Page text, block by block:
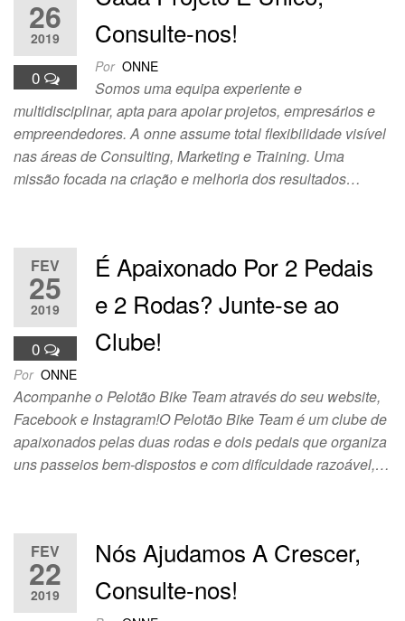
26
2019
0
Consulte-nos!
Por ONNE
Somos uma equipa experiente e
multidisciplinar, apta para apoiar projetos, empresários e
empreendedores. A onne assume total flexibilidade visível
nas áreas de Consulting, Marketing e Training. Uma
missão focada na criação e melhoria dos resultados…
FEV
25
2019
0
É Apaixonado Por 2 Pedais
e 2 Rodas? Junte-se ao
Clube!
Por ONNE
Acompanhe o Pelotão Bike Team através do seu website,
Facebook e Instagram!O Pelotão Bike Team é um clube de
apaixonados pelas duas rodas e dois pedais que organiza
uns passeios bem-dispostos e com dificuldade razoável,…
FEV
22
2019
Nós Ajudamos A Crescer,
Consulte-nos!